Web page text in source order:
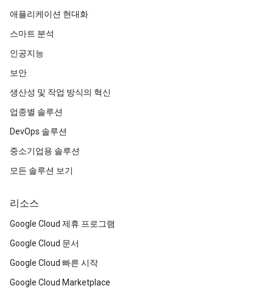
애플리케이션 현대화
스마트 분석
인공지능
보안
생산성 및 작업 방식의 혁신
업종별 솔루션
DevOps 솔루션
중소기업용 솔루션
모든 솔루션 보기
리소스
Google Cloud 제휴 프로그램
Google Cloud 문서
Google Cloud 빠른 시작
Google Cloud Marketplace